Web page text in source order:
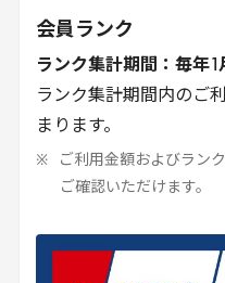
会員ランク
ランク集計期間：毎年 1
ランク集計期間内のご
まります。
ご利用金額およびラン
ご確認いただけます。